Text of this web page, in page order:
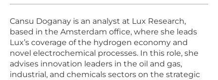
Cansu Doganay is an analyst at Lux Research,
based in the Amsterdam office, where she leads
Lux’s coverage of the hydrogen economy and
novel electrochemical processes. In this role, she
advises innovation leaders in the oil and gas,
industrial, and chemicals sectors on the strategic